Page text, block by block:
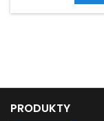
PRODUKTY